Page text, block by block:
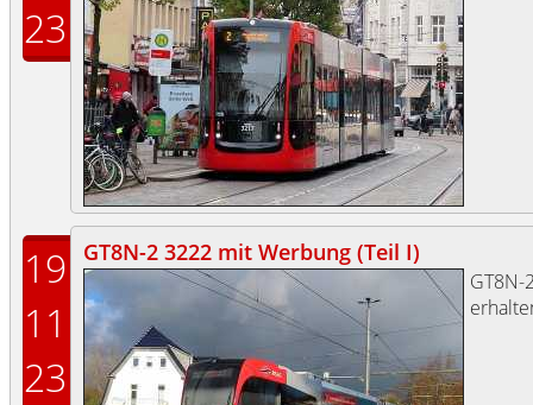
23
19
11
23
GT8N-2 3222 mit Werbung (Teil I)